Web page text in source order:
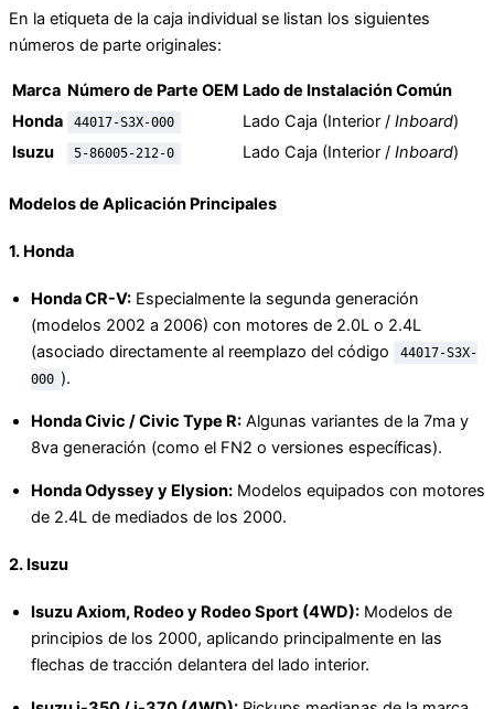
En la etiqueta de la caja individual se listan los siguientes
números de parte originales:
Marca Número de Parte OEM Lado de Instalación Común
Honda
44017-S3X-000 Lado Caja (Interior / Inboard)
Isuzu
5-86005-212-0 Lado Caja (Interior / Inboard)
Modelos de Aplicación Principales
1. Honda
Honda CR-V: Especialmente la segunda generación
(modelos 2002 a 2006) con motores de 2.0L o 2.4L
(asociado directamente al reemplazo del código
44017-S3X-
000 ).
Honda Civic / Civic Type R: Algunas variantes de la 7ma y
8va generación (como el FN2 o versiones específicas).
Honda Odyssey y Elysion: Modelos equipados con motores
de 2.4L de mediados de los 2000.
2. Isuzu
Isuzu Axiom, Rodeo y Rodeo Sport (4WD): Modelos de
principios de los 2000, aplicando principalmente en las
flechas de tracción delantera del lado interior.